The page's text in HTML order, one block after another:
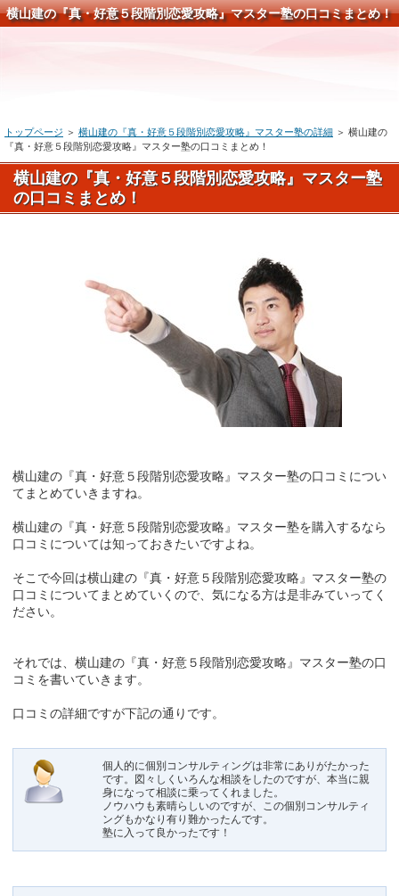
横山建の『真・好意５段階別恋愛攻略』マスター塾の口コミまとめ！
トップページ ＞ 横山建の『真・好意５段階別恋愛攻略』マスター塾の詳細 ＞ 横山建の
『真・好意５段階別恋愛攻略』マスター塾の口コミまとめ！
横山建の『真・好意５段階別恋愛攻略』マスター塾
の口コミまとめ！
横山建の『真・好意５段階別恋愛攻略』マスター塾の口コミについ
てまとめていきますね。
横山建の『真・好意５段階別恋愛攻略』マスター塾を購入するなら
口コミについては知っておきたいですよね。
そこで今回は横山建の『真・好意５段階別恋愛攻略』マスター塾の
口コミについてまとめていくので、気になる方は是非みていってく
ださい。
それでは、横山建の『真・好意５段階別恋愛攻略』マスター塾の口
コミを書いていきます。
口コミの詳細ですが下記の通りです。
個人的に個別コンサルティングは非常にありがたかった
です。図々しくいろんな相談をしたのですが、本当に親
身になって相談に乗ってくれました。
ノウハウも素晴らしいのですが、この個別コンサルティ
ングもかなり有り難かったんです。
塾に入って良かったです！